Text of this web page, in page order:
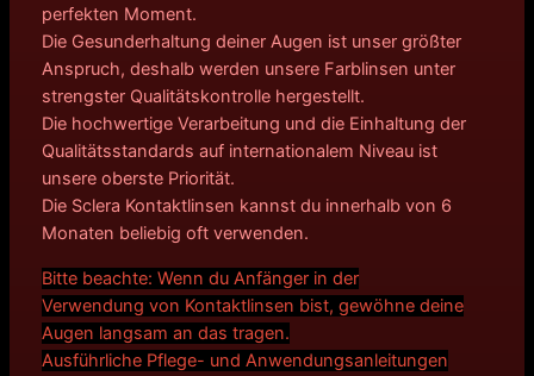
perfekten Moment.
Die Gesunderhaltung deiner Augen ist unser größter
Anspruch, deshalb werden unsere Farblinsen unter
strengster Qualitätskontrolle hergestellt.
Die hochwertige Verarbeitung und die Einhaltung der
Qualitätsstandards auf internationalem Niveau ist
unsere oberste Priorität.
Die Sclera Kontaktlinsen kannst du innerhalb von 6
Monaten beliebig oft verwenden.
Bitte beachte: Wenn du Anfänger in der
Verwendung von Kontaktlinsen bist, gewöhne deine
Augen langsam an das tragen.
Ausführliche Pflege- und Anwendungsanleitungen